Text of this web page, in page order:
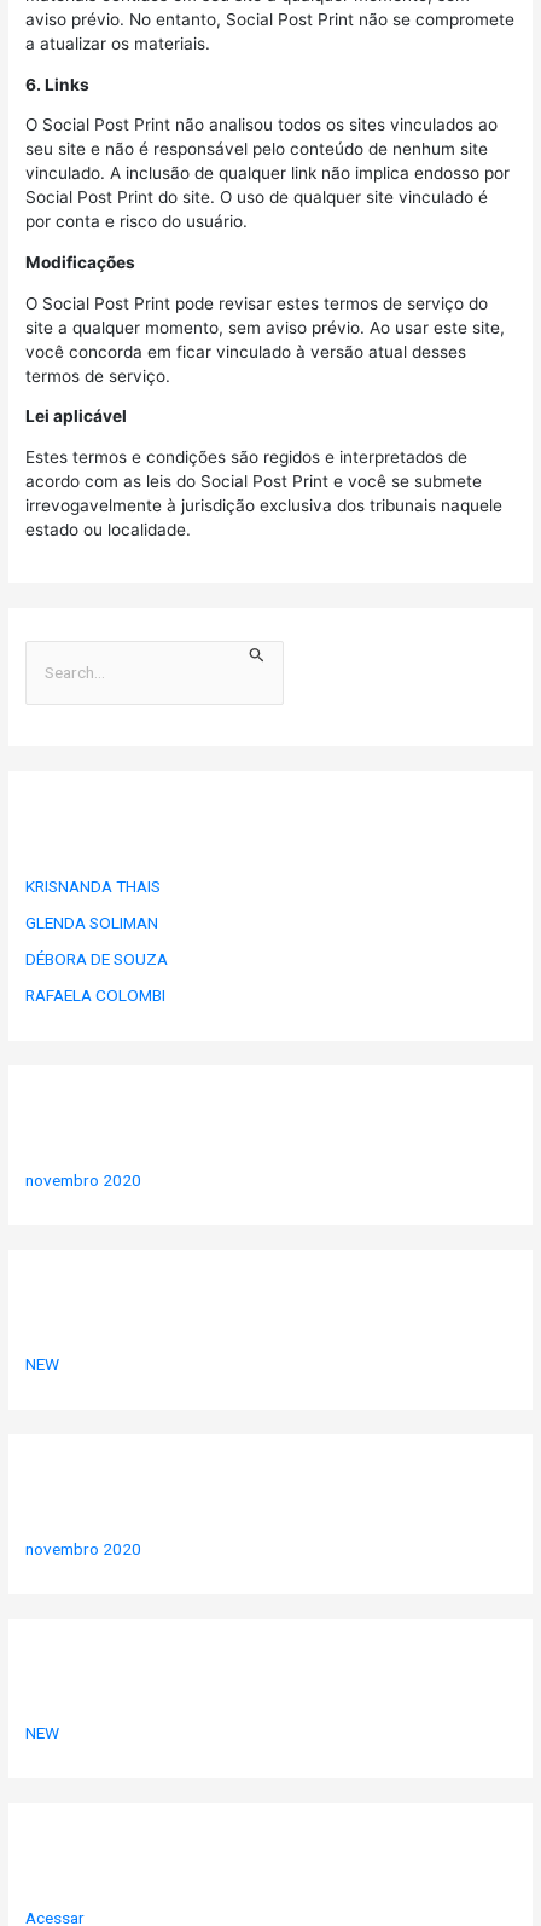
aviso prévio. No entanto, Social Post Print não se compromete
a atualizar os materiais.
6. Links
O Social Post Print não analisou todos os sites vinculados ao
seu site e não é responsável pelo conteúdo de nenhum site
vinculado. A inclusão de qualquer link não implica endosso por
Social Post Print do site. O uso de qualquer site vinculado é
por conta e risco do usuário.
Modificações
O Social Post Print pode revisar estes termos de serviço do
site a qualquer momento, sem aviso prévio. Ao usar este site,
você concorda em ficar vinculado à versão atual desses
termos de serviço.
Lei aplicável
Estes termos e condições são regidos e interpretados de
acordo com as leis do Social Post Print e você se submete
irrevogavelmente à jurisdição exclusiva dos tribunais naquele
estado ou localidade.
a
r
p
KRISNANDA THAIS
GLENDA SOLIMAN
DÉBORA DE SOUZA
RAFAELA COLOMBI
novembro 2020
NEW
novembro 2020
NEW
Acessar